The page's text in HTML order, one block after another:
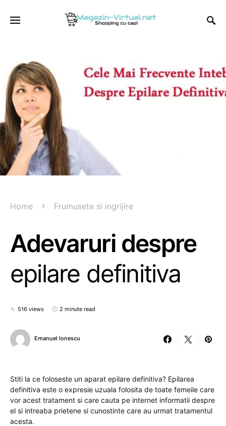
Home Frumusete si ingrijire
Adevaruri despre
epilare definitiva
516 views 2 minute read
Emanuel Ionescu
Stiti la ce foloseste un aparat epilare definitiva? Epilarea
definitiva este o expresie uzuala folosita de toate femeile care
vor acest tratament si care cauta pe internet informatii despre
el si intreaba prietene si cunostinte care au urmat tratamentul
acesta.